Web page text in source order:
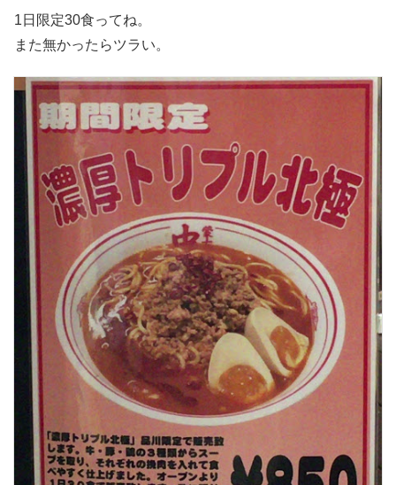
1日限定30食ってね。
また無かったらツラい。